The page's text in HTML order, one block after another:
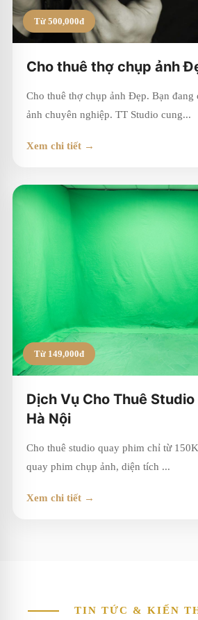
Từ 500,000đ
Cho thuê thợ chụp ảnh
Cho thuê thợ chụp ảnh Đẹp. Bạn đang
ảnh chuyên nghiệp. TT Studio cung...
Xem chi tiết →
Từ 149,000đ
Dịch Vụ Cho Thuê Studio
Hà Nội
Cho thuê studio quay phim chỉ từ
quay phim chụp ảnh, diện tích ...
Xem chi tiết →
TIN TỨC & KIẾN